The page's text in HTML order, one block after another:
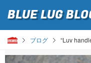
BLUE LUG
ブログ “Luv